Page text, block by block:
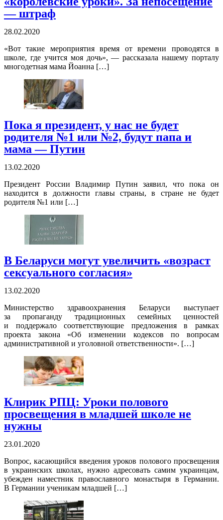
— штраф
28.02.2020
«Вот такие мероприятия время от времени проводятся в
школе, где учится моя дочь», — рассказала нашему порталу
многодетная мама Йоанна […]
Пока я президент, у нас не будет
родителя №1 или №2, будут папа и
мама — Путин
13.02.2020
Президент России Владимир Путин заявил, что пока он
находится в должности главы страны, в стране не будет
родителя №1 или […]
В Беларуси могут увеличить «возраст
сексуального согласия»
13.02.2020
Министерство здравоохранения Беларуси выступает
за пропаганду традиционных семейных ценностей
и поддержало соответствующие предложения в рамках
проекта закона «Об изменении кодексов по вопросам
административной и уголовной ответственности». […]
Клирик РПЦ: Уроки полового
просвещения в младшей школе не
нужны
23.01.2020
Вопрос, касающийся введения уроков полового просвещения
в украинских школах, нужно адресовать самим украинцам,
убежден наместник православного монастыря в Германии.
В Германии ученикам младшей […]